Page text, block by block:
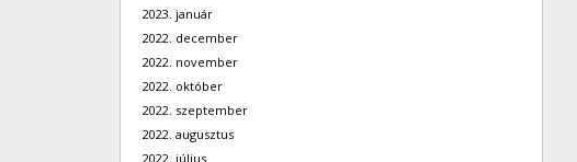
2023. január
2022. december
2022. november
2022. október
2022. szeptember
2022. augusztus
2022. július